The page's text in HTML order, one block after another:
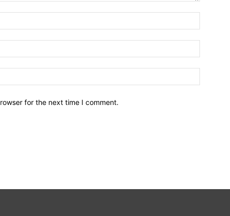
for the next time I comment.